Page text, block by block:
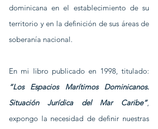
dominicana en el establecimiento de su
territorio y en la definición de sus áreas de
soberanía nacional.
“Los Espacios Marítimos Dominicanos.
Situación Jurídica del Mar Caribe”,
expongo la necesidad de definir nuestras